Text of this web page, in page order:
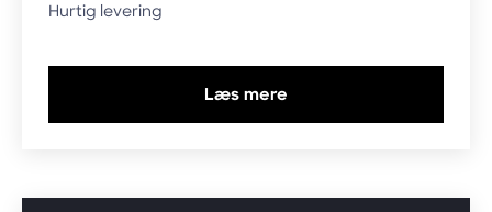
Hurtig levering
Læs mere